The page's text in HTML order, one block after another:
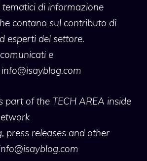
di informazione
contano sul contributo di
esperti del settore.
e
info@isayblog.com
part of the TECH AREA inside
press releases and other